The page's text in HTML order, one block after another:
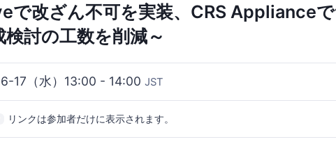
で改ざん不可を実装、CRS Appliance
検討の工数を削減～
17（水）13:00 - 14:00 JST
リンクは参加者だけに表示されます。